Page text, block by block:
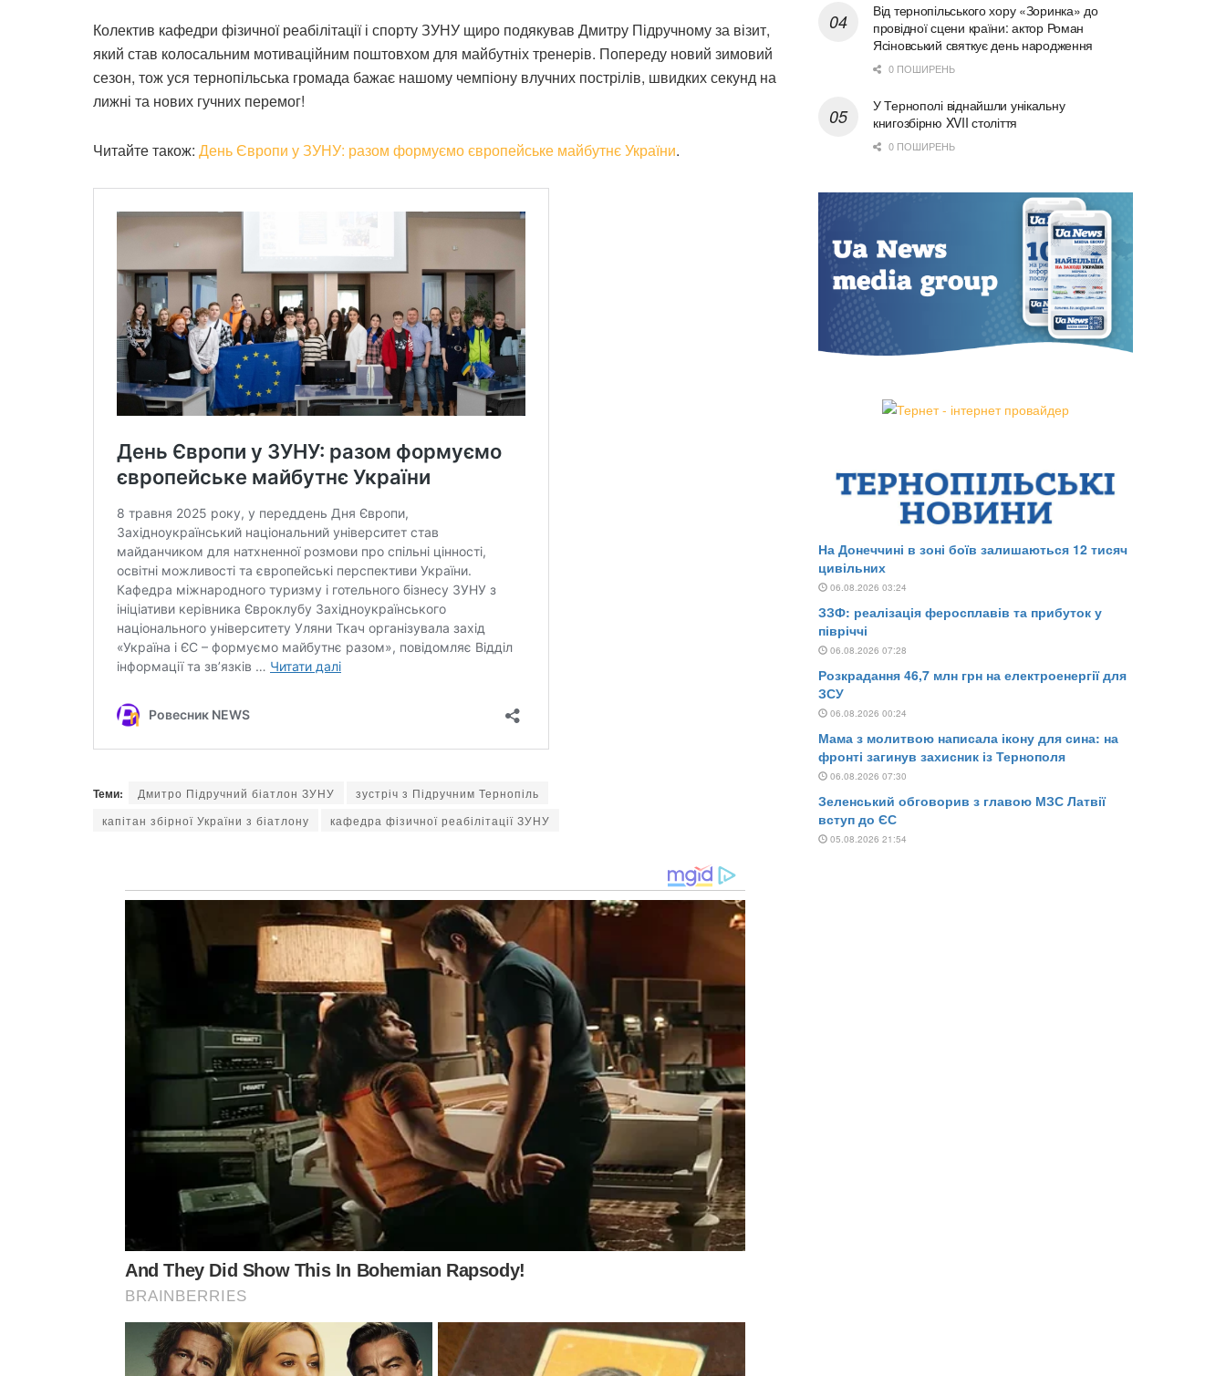
Колектив кафедри фізичної реабілітації і спорту ЗУНУ щиро подякував Дмитру Підручному за візит,
який став колосальним мотиваційним поштовхом для майбутніх тренерів. Попереду новий зимовий
сезон, тож уся тернопільська громада бажає нашому чемпіону влучних пострілів, швидких секунд на
лижні та нових гучних перемог!
Читайте також: День Європи у ЗУНУ: разом формуємо європейське майбутнє України.
Теми: Дмитро Підручний біатлон ЗУНУ
зустріч з Підручним Тернопіль
капітан збірної України з біатлону
кафедра фізичної реабілітації ЗУНУ
Від тернопільського хору «Зоринка» до
провідної сцени країни: актор Роман
Ясіновський святкує день народження
0 ПОШИРЕНЬ
У Тернополі віднайшли унікальну
книгозбірню XVII століття
0 ПОШИРЕНЬ